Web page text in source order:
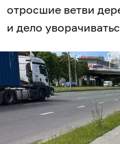
отросшие ветви
и дело